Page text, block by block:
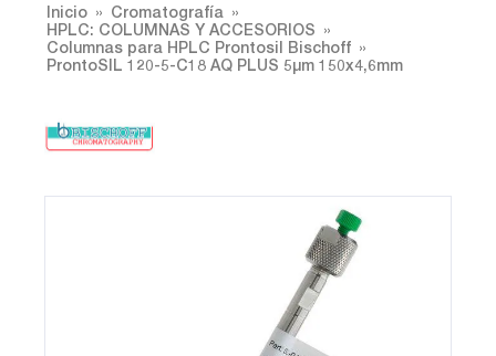
Inicio
Cromatografía
HPLC: COLUMNAS Y ACCESORIOS
Columnas para HPLC Prontosil Bischoff
ProntoSIL 120-5-C18 AQ PLUS 5µm 150x4,6mm